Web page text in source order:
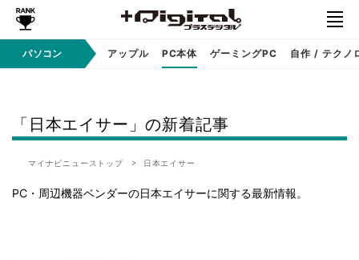
パソコンWindows アップル PC本体 ゲーミングPC 自作 / テクノ
「日本エイサー」の新着記事
マイナビニューストップ 日本エイサー
PC・周辺機器ベンダーの日本エイサーに関する最新情報。